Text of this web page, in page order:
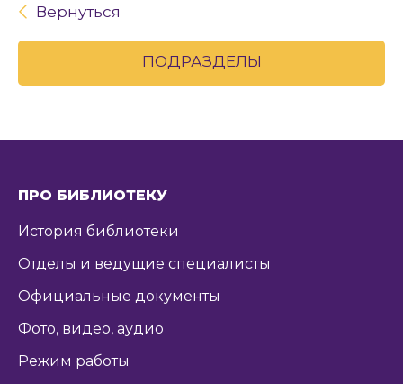
Вернуться
ПОДРАЗДЕЛЫ
ПРО БИБЛИОТЕКУ
История библиотеки
Отделы и ведущие специалисты
Официальные документы
Фото, видео, аудио
Режим работы